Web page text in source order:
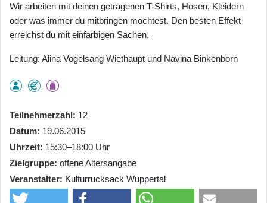
Wir arbeiten mit deinen getragenen T-Shirts, Hosen, Kleidern
oder was immer du mitbringen möchtest. Den besten Effekt
erreichst du mit einfarbigen Sachen.
Leitung: Alina Vogelsang Wiethaupt und Navina Binkenborn
Teilnehmerzahl
12
Datum 19.06.2015
Uhrzeit 15:30–18:00 Uhr
Zielgruppe offene Altersangabe
Veranstalter Kulturrucksack Wuppertal